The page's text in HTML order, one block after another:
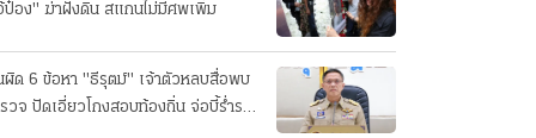
ป๋อง" ฆ่าฝังดิน สแกนไม่มีศพเพิ่ม
ด 6 ข้อหา "ธีรุตม์" เจ้าตัวหลบสื่อพบ
วจ ปัดเอี่ยวโกงสอบท้องถิ่น จ่อบี้รํ่ารวย